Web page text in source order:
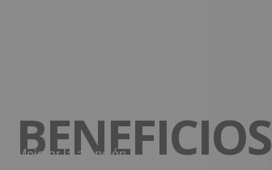
BENEFICIOS
Mejorar la atención